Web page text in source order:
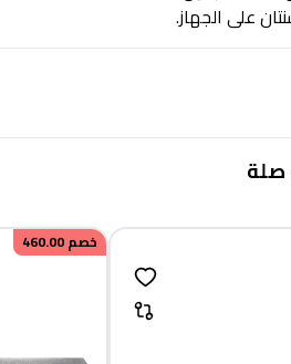
على الجهاز.
صلة
خصم460.00